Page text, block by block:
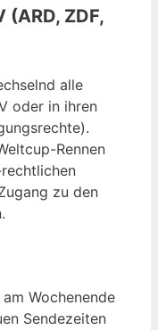
ZDF,
alle
oder in ihren
Rennen
zu den
Wochenende
Sendezeiten